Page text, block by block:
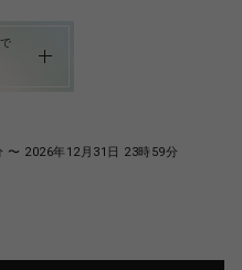
〜 2026年12月31日 23時59分